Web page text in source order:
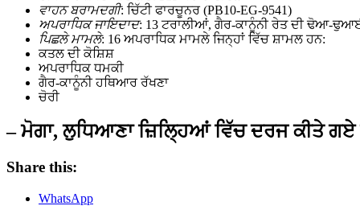
ਵਾਹਨ ਬਰਾਮਦਗੀ: ਚਿੱਟੀ ਫਾਰਚੂਨਰ (PB10-EG-9541)
ਅਪਰਾਧਿਕ ਜਾਇਦਾਦ: 13 ਟਰਾਲੀਆਂ, ਗੈਰ-ਕਾਨੂੰਨੀ ਰੇਤ ਦੀ ਢੋਆ-
ਪਿਛਲੇ ਮਾਮਲੇ: 16 ਅਪਰਾਧਿਕ ਮਾਮਲੇ ਜਿਨ੍ਹਾਂ ਵਿੱਚ ਸ਼ਾਮਲ ਹਨ:
ਕਤਲ ਦੀ ਕੋਸ਼ਿਸ਼
ਅਪਰਾਧਿਕ ਧਮਕੀ
ਗੈਰ-ਕਾਨੂੰਨੀ ਹਥਿਆਰ ਰੱਖਣਾ
ਚੋਰੀ
– ਮੋਗਾ, ਲੁਧਿਆਣਾ ਜ਼ਿਲ੍ਹਿਆਂ ਵਿੱਚ ਦਰਜ ਕੀਤੇ
Share this:
WhatsApp